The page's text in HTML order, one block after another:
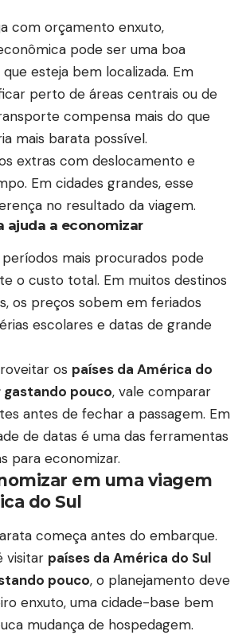
com orçamento enxuto,
pode ser uma boa
esteja bem localizada. Em
perto de áreas centrais ou de
compensa mais do que
mais barata possível.
extras com deslocamento e
Em cidades grandes, esse
no resultado da viagem.
ajuda a economizar
mais procurados pode
o custo total. Em muitos destinos
os preços sobem em feriados
escolares e datas de grande
os países da América do
gastando pouco, vale comparar
antes de fechar a passagem. Em
de datas é uma das ferramentas
para economizar.
em uma viagem
do Sul
começa antes do embarque.
visitar países da América do Sul
pouco, o planejamento deve
enxuto, uma cidade-base bem
mudança de hospedagem.